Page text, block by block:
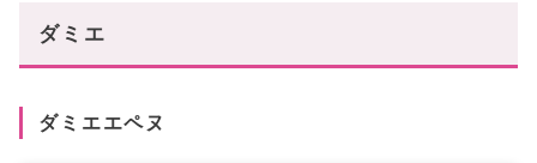
ダミエ
ダミエエペヌ